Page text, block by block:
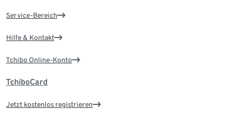
Service-Bereich
Hilfe & Kontakt
Tchibo Online-Konto
TchiboCard
Jetzt kostenlos registrieren